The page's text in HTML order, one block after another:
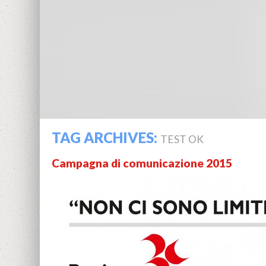
TAG ARCHIVES: TEST OK
Campagna di comunicazione 2015